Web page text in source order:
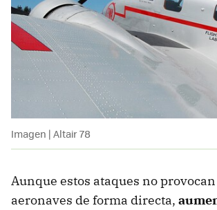
Imagen | Altair 78
Aunque estos ataques no
aeronaves de forma directa,